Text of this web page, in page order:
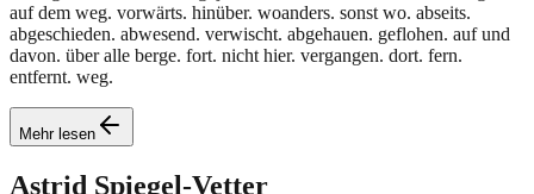
auf dem weg. vorwärts. hinüber. woanders. sonst wo. abseits.
abgeschieden. abwesend. verwischt. abgehauen. geflohen. auf und
davon. über alle berge. fort. nicht hier. vergangen. dort. fern.
entfernt. weg.
Mehr lesen
Astrid Spiegel-Vetter